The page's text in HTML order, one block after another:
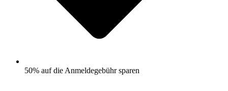
50% auf die Anmeldegebühr sparen